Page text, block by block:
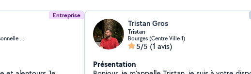
Entreprise
La Salvetat-Saint-Gilles (Aussonnelle Rive Gauche)
Tristan Gros
Tristan
Bourges (Centre Ville 1)
5/5 (1 avis)
Présentation